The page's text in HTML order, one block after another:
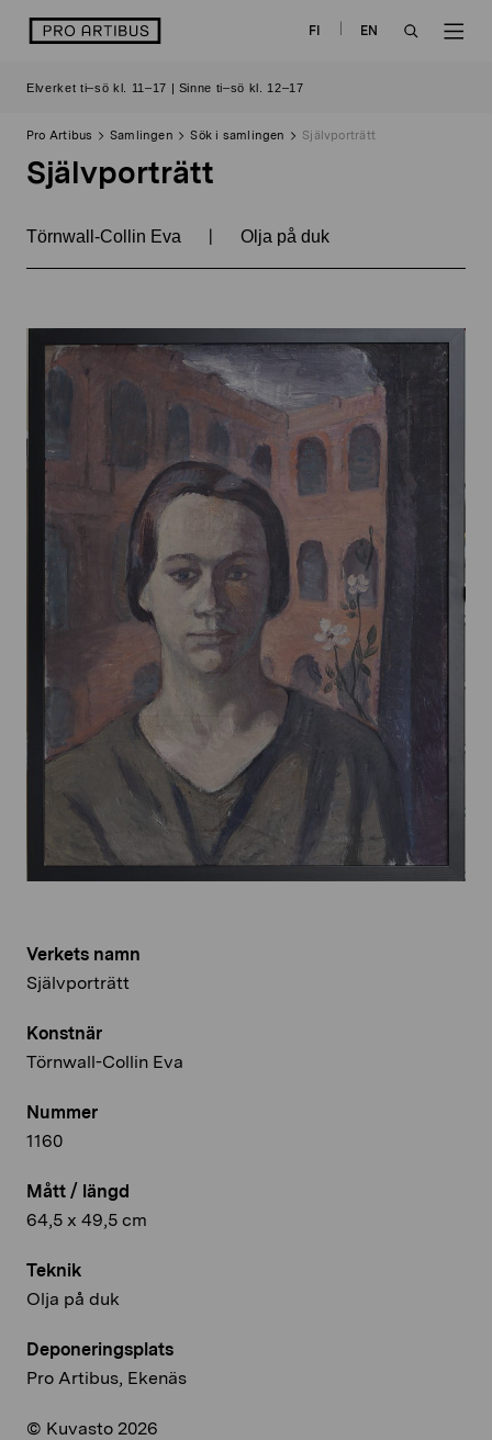
logo FI
EN
Elverket ti–sö kl. 11–17 | Sinne ti–sö kl. 12–17
Pro Artibus Samlingen Sök i samlingen Självporträtt
Självporträtt
Törnwall-Collin Eva | Olja på duk
Verkets namn
Självporträtt
Konstnär
Törnwall-Collin Eva
Nummer
1160
Mått / längd
64,5 x 49,5 cm
Teknik
Olja på duk
Deponeringsplats
Pro Artibus, Ekenäs
© Kuvasto 2026